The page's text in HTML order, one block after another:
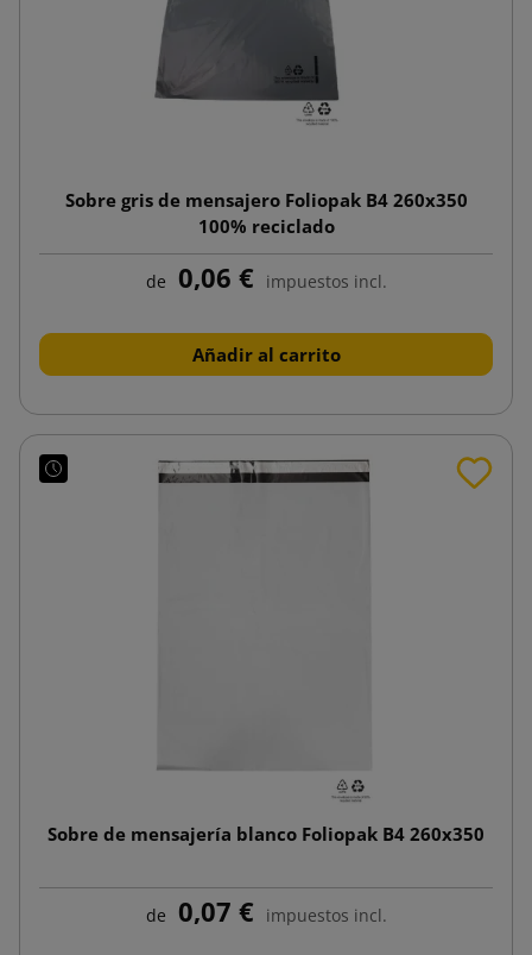
Sobre gris de mensajero Foliopak B4 260x350
100% reciclado
de 0,06 € impuestos incl.
Añadir al carrito
Sobre de mensajería blanco Foliopak B4 260x350
de 0,07 € impuestos incl.